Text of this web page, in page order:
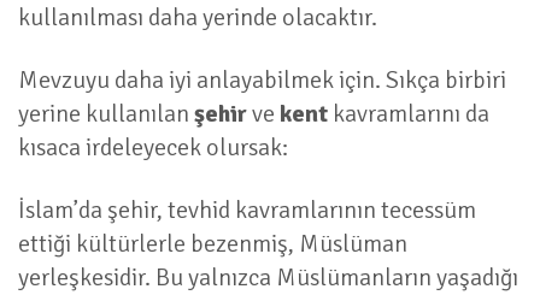
kullanılması daha yerinde olacaktır.
Mevzuyu daha iyi anlayabilmek için. Sıkça birbiri
yerine kullanılan şehirve kent kavramlarını da
kısaca irdeleyecek olursak:
İslam’da şehir, tevhid kavramlarının tecessüm
ettiği kültürlerle bezenmiş, Müslüman
yerleşkesidir. Bu yalnızca Müslümanların yaşadığı